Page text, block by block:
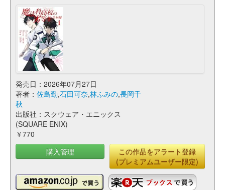
発売日：2026年07月27日
著者： 佐島勤,石田可奈,林ふみの,長岡千
秋
出版社：スクウェア・エニックス
(SQUARE ENIX)
￥770
購入管理
この作品をアラート登録
(プレミアムユーザー限定)